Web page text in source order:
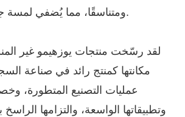
ومتناسقًا، مما يُضفي لمسة جمالية على المكان.
لقد رسّخت منتجات يوزهيمو غير
مكانتها كمنتج رائد في صناعة
عمليات التصنيع المتطورة،
وتطبيقاتها الواسعة، والتزامها